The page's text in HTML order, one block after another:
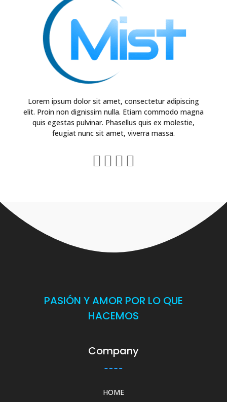
Lorem ipsum dolor sit amet, consectetur adipiscing
elit. Proin non dignissim nulla. Etiam commodo magna
quis egestas pulvinar. Phasellus quis ex molestie,
feugiat nunc sit amet, viverra massa.
   
PASIÓN Y AMOR POR LO QUE
HACEMOS
Company
HOME